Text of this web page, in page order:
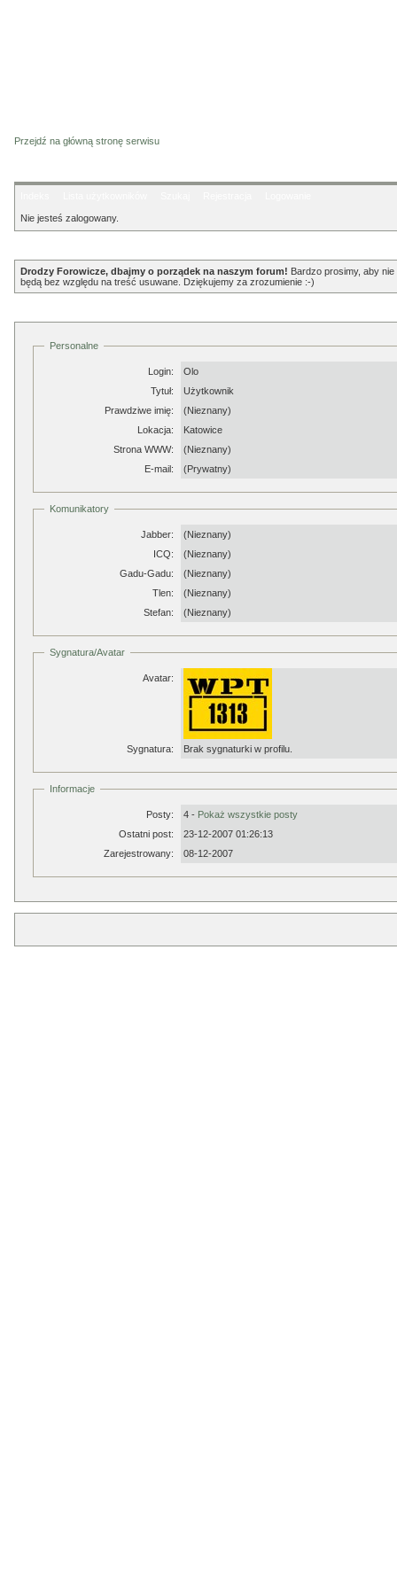
Przejdź na główną stronę serwisu
Nie jesteś zalogowany.
Drodzy Forowicze, dbajmy o porządek na naszym forum! Bardzo prosimy, aby nie
będą bez względu na treść usuwane. Dziękujemy za zrozumienie :-)
Personalne
Login:
Olo
Tytuł:
Użytkownik
Prawdziwe imię:
(Nieznany)
Lokacja:
Katowice
Strona WWW:
(Nieznany)
E-mail:
(Prywatny)
Komunikatory
Jabber:
(Nieznany)
ICQ:
(Nieznany)
Gadu-Gadu:
(Nieznany)
Tlen:
(Nieznany)
Stefan:
(Nieznany)
Sygnatura/Avatar
Avatar:
Sygnatura: Brak sygnaturki w profilu.
Informacje
Posty: 4 - Pokaż wszystkie posty
Ostatni post:
23-12-2007 01:26:13
Zarejestrowany:
08-12-2007